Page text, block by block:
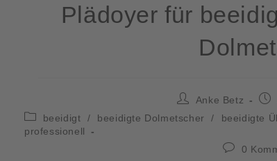
Plädoyer für
Anke Betz
beeidigt
/ beeidigte Dolmetscher / beeidigte
professionell
0